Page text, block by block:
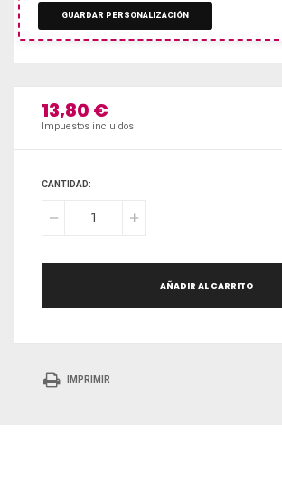
GUARDAR PERSONALIZACIÓN
13,80 €
Impuestos incluidos
CANTIDAD:
AÑADIR AL CARRITO
IMPRIMIR